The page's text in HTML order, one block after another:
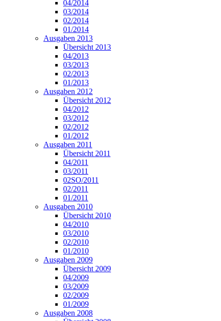
04/2014
03/2014
02/2014
01/2014
Ausgaben 2013
Übersicht 2013
04/2013
03/2013
02/2013
01/2013
Ausgaben 2012
Übersicht 2012
04/2012
03/2012
02/2012
01/2012
Ausgaben 2011
Übersicht 2011
04/2011
03/2011
02SO/2011
02/2011
01/2011
Ausgaben 2010
Übersicht 2010
04/2010
03/2010
02/2010
01/2010
Ausgaben 2009
Übersicht 2009
04/2009
03/2009
02/2009
01/2009
Ausgaben 2008